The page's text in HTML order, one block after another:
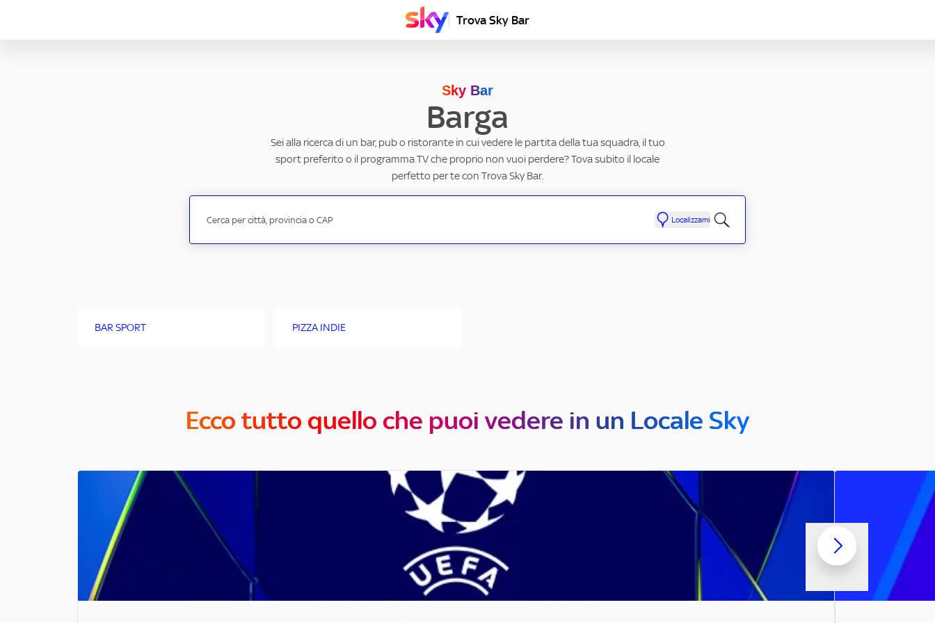
Trova Sky Bar
Sky Bar
Barga
Sei alla ricerca di un bar, pub o ristorante in cui vedere le partita della tua squadra, il tuo
sport preferito o il programma TV che proprio non vuoi perdere? Tova subito il locale
perfetto per te con Trova Sky Bar.
Localizzami
BAR SPORT PIZZA INDIE
Ecco tutto quello che puoi vedere in un Locale Sky